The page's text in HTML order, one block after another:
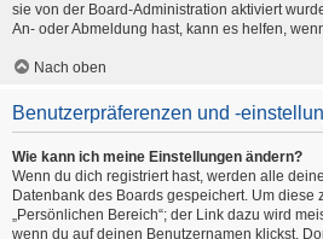
sie von der Board-Administration aktiviert
An- oder Abmeldung hast, kann es helfen,
Nach oben
Benutzerpräferenzen und -
Wie kann ich meine Einstellungen ändern?
Wenn du dich registriert hast, werden alle
Datenbank des Boards gespeichert. Um diese
„Persönlichen Bereich“; der Link dazu wird
wenn du auf deinen Benutzernamen klickst.